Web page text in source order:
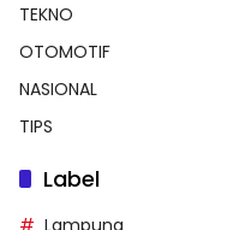
TEKNO
OTOMOTIF
NASIONAL
TIPS
Label
Lampung